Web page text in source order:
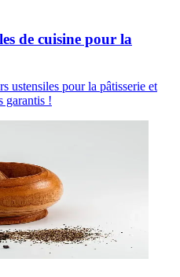
de cuisine pour la
ustensiles pour la pâtisserie et
garantis !